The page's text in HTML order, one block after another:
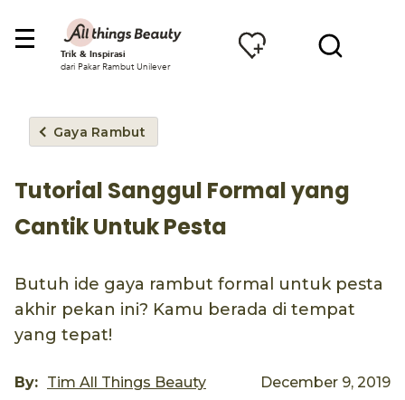
Trik & Inspirasi
dari Pakar Rambut Unilever
Gaya Rambut
Tutorial Sanggul Formal yang
Cantik Untuk Pesta
Butuh ide gaya rambut formal untuk pesta
akhir pekan ini? Kamu berada di tempat
yang tepat!
By: Tim All Things Beauty December 9, 2019